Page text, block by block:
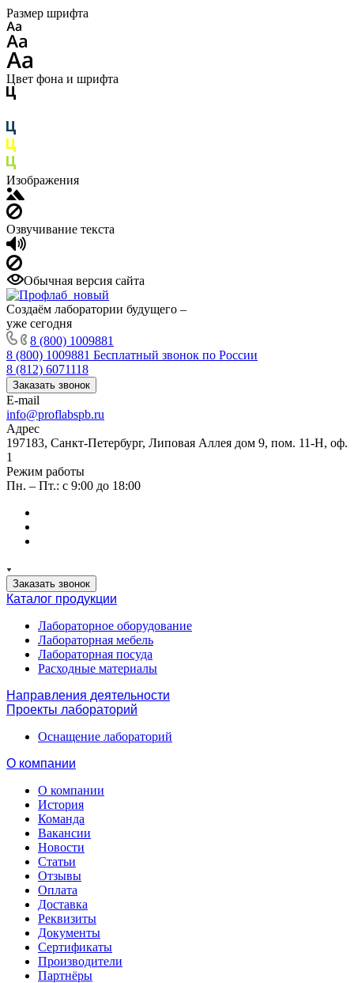
Размер шрифта
Цвет фона и шрифта
Изображения
Озвучивание текста
Обычная версия сайта
Создаём лаборатории будущего –
уже сегодня
8 (800) 1009881
8 (800) 1009881 Бесплатный звонок по России
8 (812) 6071118
Заказать звонок
E-mail
info@proflabspb.ru
Адрес
197183, Санкт-Петербург, Липовая Аллея дом 9, пом. 11-Н, оф.
1
Режим работы
Пн. – Пт.: с 9:00 до 18:00
Заказать звонок
Каталог продукции
Лабораторное оборудование
Лабораторная мебель
Лабораторная посуда
Расходные материалы
Направления деятельности
Проекты лабораторий
Оснащение лабораторий
О компании
О компании
История
Команда
Вакансии
Новости
Статьи
Отзывы
Оплата
Доставка
Реквизиты
Документы
Сертификаты
Производители
Партнёры